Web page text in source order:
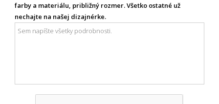
farby a materiálu, približný rozmer. Všetko ostatné už
nechajte na našej dizajnérke.